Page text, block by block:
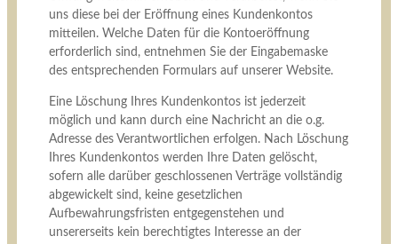
uns diese bei der Eröffnung eines Kundenkontos
mitteilen. Welche Daten für die Kontoeröffnung
erforderlich sind, entnehmen Sie der Eingabemaske
des entsprechenden Formulars auf unserer Website.
Eine Löschung Ihres Kundenkontos ist jederzeit
möglich und kann durch eine Nachricht an die o.g.
Adresse des Verantwortlichen erfolgen. Nach Löschung
Ihres Kundenkontos werden Ihre Daten gelöscht,
sofern alle darüber geschlossenen Verträge vollständig
abgewickelt sind, keine gesetzlichen
Aufbewahrungsfristen entgegenstehen und
unsererseits kein berechtigtes Interesse an der